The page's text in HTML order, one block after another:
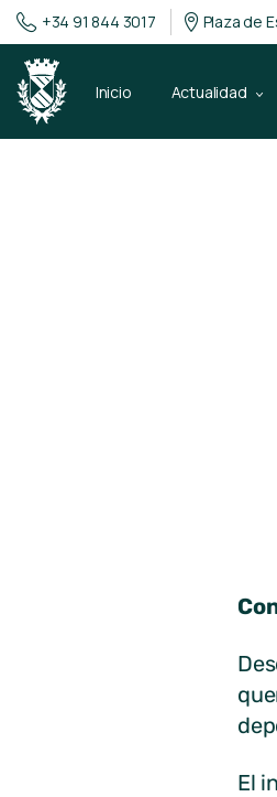
+34 91 844 3017 Plaza de
Inicio Actualidad
El